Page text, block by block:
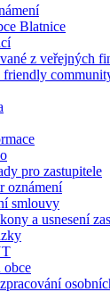
Blatnice
z veřejných
pro zastupitele
oznámení
smlouvy
a usnesení
obce